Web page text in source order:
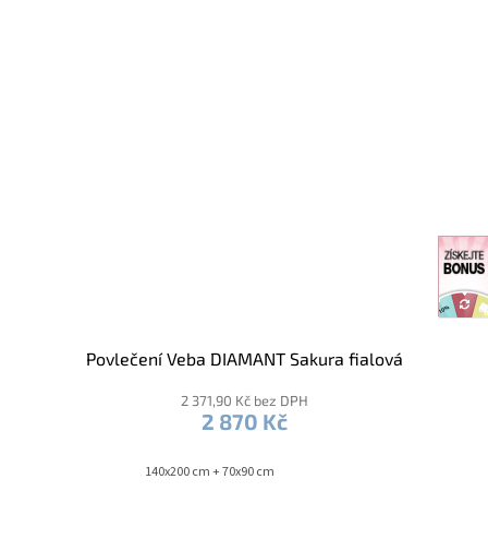
Povlečení Veba DIAMANT Sakura fialová
2 371,90 Kč bez DPH
2 870 Kč
140x200 cm + 70x90 cm